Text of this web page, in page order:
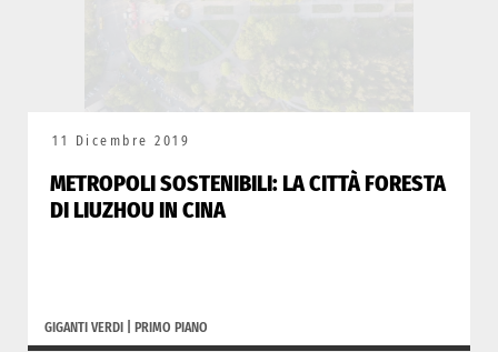
11 Dicembre 2019
METROPOLI SOSTENIBILI: LA CITTÀ FORESTA
DI LIUZHOU IN CINA
GIGANTI VERDI PRIMO PIANO